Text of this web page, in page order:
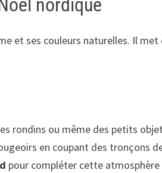
et ses couleurs naturelles. Il
rondins ou même des petits
en coupant des tronçons
pour compléter cette atmosphère